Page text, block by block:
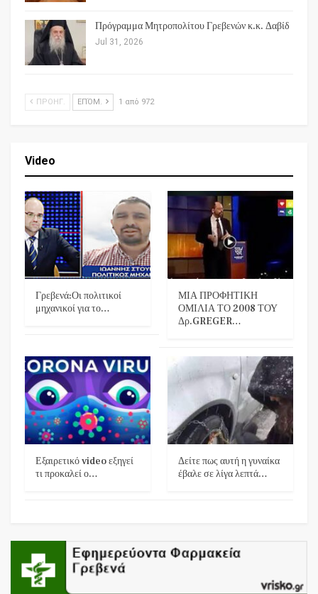
Πρόγραμμα Μητροπολίτου Γρεβενών κ.κ. Δαβίδ
Jul 31, 2026
ΠΡΟΗΓ. ΕΠΌΜ. 1 από 972
Video
Γρεβενά:Οι πολιτικοί
μηχανικοί για το…
ΜΙΑ ΠΡΟΦΗΤΙΚΗ
ΟΜΙΛΙΑ ΤΟ 2008 ΤΟΥ
Δρ.GREGER…
Εξαιρετικό video εξηγεί
τι προκαλεί ο…
Δείτε πως αυτή η γυναίκα
έβαλε σε λίγα λεπτά…